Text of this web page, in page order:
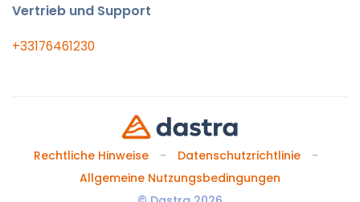
Vertrieb und Support
+33176461230
Rechtliche Hinweise
Datenschutzrichtlinie
Allgemeine Nutzungsbedingungen